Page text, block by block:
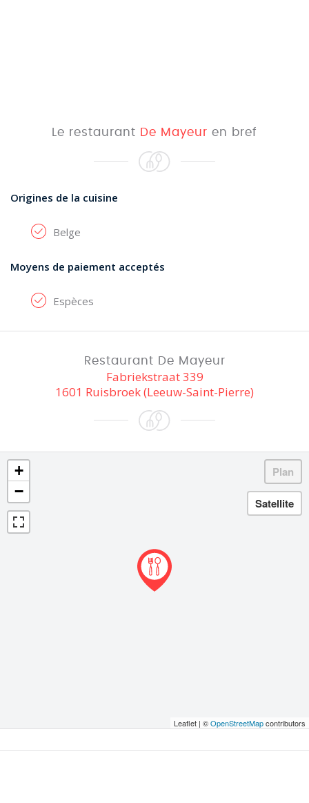
Le restaurant De Mayeur en bref
Origines de la cuisine
Belge
Moyens de paiement acceptés
Espèces
Restaurant De Mayeur
Fabriekstraat 339
1601 Ruisbroek (Leeuw-Saint-Pierre)
+
−
Leaflet | ©OpenStreetMapcontributors